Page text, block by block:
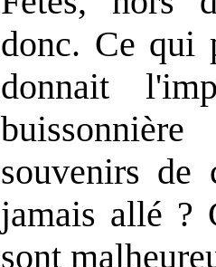
donc. Ce qui
donnait
souvenirs de
jamais allé ?
sont